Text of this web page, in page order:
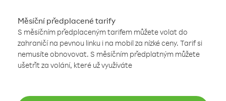
Měsíční předplacené tarify
S měsíčním předplaceným tarifem můžete volat do
zahraničí na pevnou linku i na mobil za nízké ceny. Tarif si
nemusíte obnovovat. S měsíčním předplatným můžete
ušetřit za volání, které už využíváte